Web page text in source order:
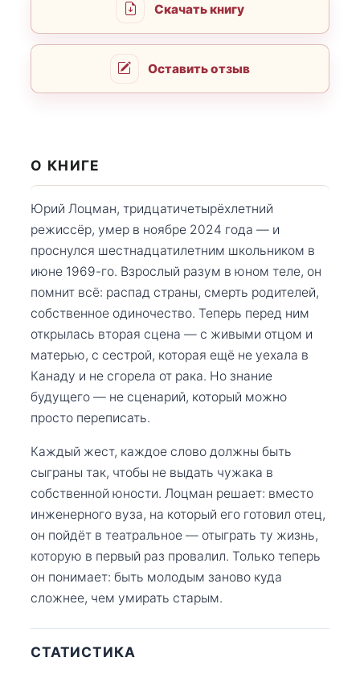
Скачать книгу
Оставить отзыв
О КНИГЕ
Юрий Лоцман, тридцатичетырёхлетний
режиссёр, умер в ноябре 2024 года — и
проснулся шестнадцатилетним школьником в
июне 1969-го. Взрослый разум в юном теле, он
помнит всё: распад страны, смерть родителей,
собственное одиночество. Теперь перед ним
открылась вторая сцена — с живыми отцом и
матерью, с сестрой, которая ещё не уехала в
Канаду и не сгорела от рака. Но знание
будущего — не сценарий, который можно
просто переписать.
Каждый жест, каждое слово должны быть
сыграны так, чтобы не выдать чужака в
собственной юности. Лоцман решает: вместо
инженерного вуза, на который его готовил отец,
он пойдёт в театральное — отыграть ту жизнь,
которую в первый раз провалил. Только теперь
он понимает: быть молодым заново куда
сложнее, чем умирать старым.
СТАТИСТИКА